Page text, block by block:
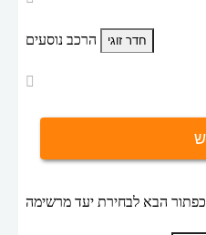
הרכב נוסעים
הבא לבחירת יעד מרשימה